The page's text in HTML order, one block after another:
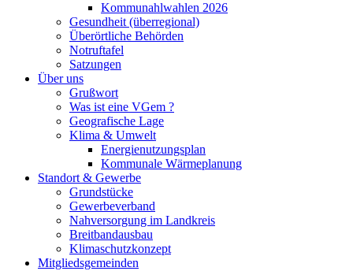
Kommunahlwahlen 2026
Gesundheit (überregional)
Überörtliche Behörden
Notruftafel
Satzungen
Über uns
Grußwort
Was ist eine VGem ?
Geografische Lage
Klima & Umwelt
Energienutzungsplan
Kommunale Wärmeplanung
Standort & Gewerbe
Grundstücke
Gewerbeverband
Nahversorgung im Landkreis
Breitbandausbau
Klimaschutzkonzept
Mitgliedsgemeinden